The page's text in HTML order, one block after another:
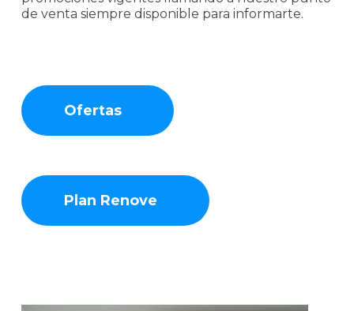
de venta siempre disponible para informarte.
Ofertas
Plan Renove